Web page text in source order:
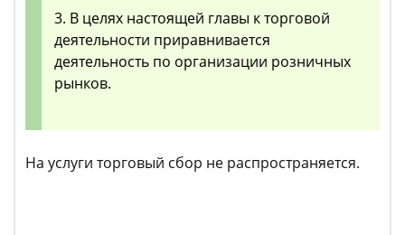
3. В целях настоящей главы к торговой
деятельности приравнивается
деятельность по организации розничных
рынков.
На услуги торговый сбор не распространяется.